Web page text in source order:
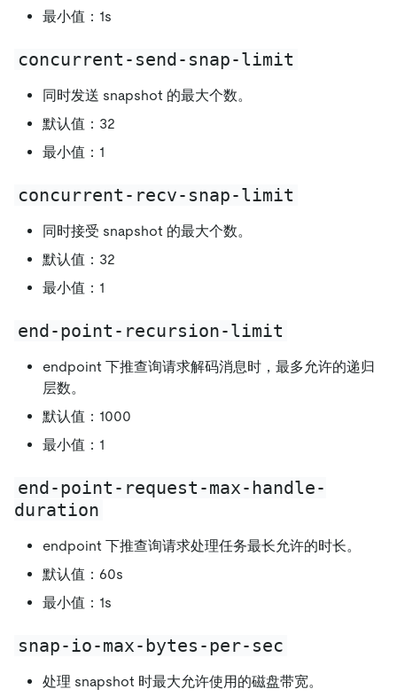
最小值：1s
concurrent-send-snap-limit
同时发送 snapshot 的最大个数。
默认值：32
最小值：1
concurrent-recv-snap-limit
同时接受 snapshot 的最大个数。
默认值：32
最小值：1
end-point-recursion-limit
endpoint 下推查询请求解码消息时，最多允许的递归
层数。
默认值：1000
最小值：1
end-point-request-max-handle-
duration
endpoint 下推查询请求处理任务最长允许的时长。
默认值：60s
最小值：1s
snap-io-max-bytes-per-sec
处理 snapshot 时最大允许使用的磁盘带宽。